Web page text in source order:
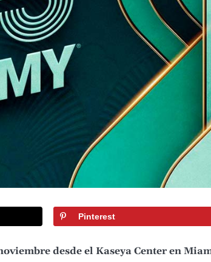
Pinterest
desde el Kaseya Center en
CANTANTES ENCLAVE NEWS
LANZAMIENTOS
LATINO
VIDEOS